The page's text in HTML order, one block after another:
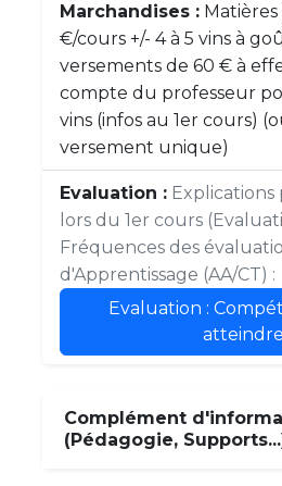
Marchandises : Matières
€/cours +/- 4 à 5 vins à
versements de 60 € à
compte du professeur
vins (infos au 1er cours)
versement unique)
Evaluation : Explications
lors du 1er cours
Fréquences des
d'Apprentissage (AA/CT) :
Evaluation :
atteindre
Complément
(Pédagogie,